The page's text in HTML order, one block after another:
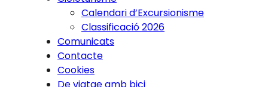
Calendari d’Excursionisme
Classificació 2026
Comunicats
Contacte
Cookies